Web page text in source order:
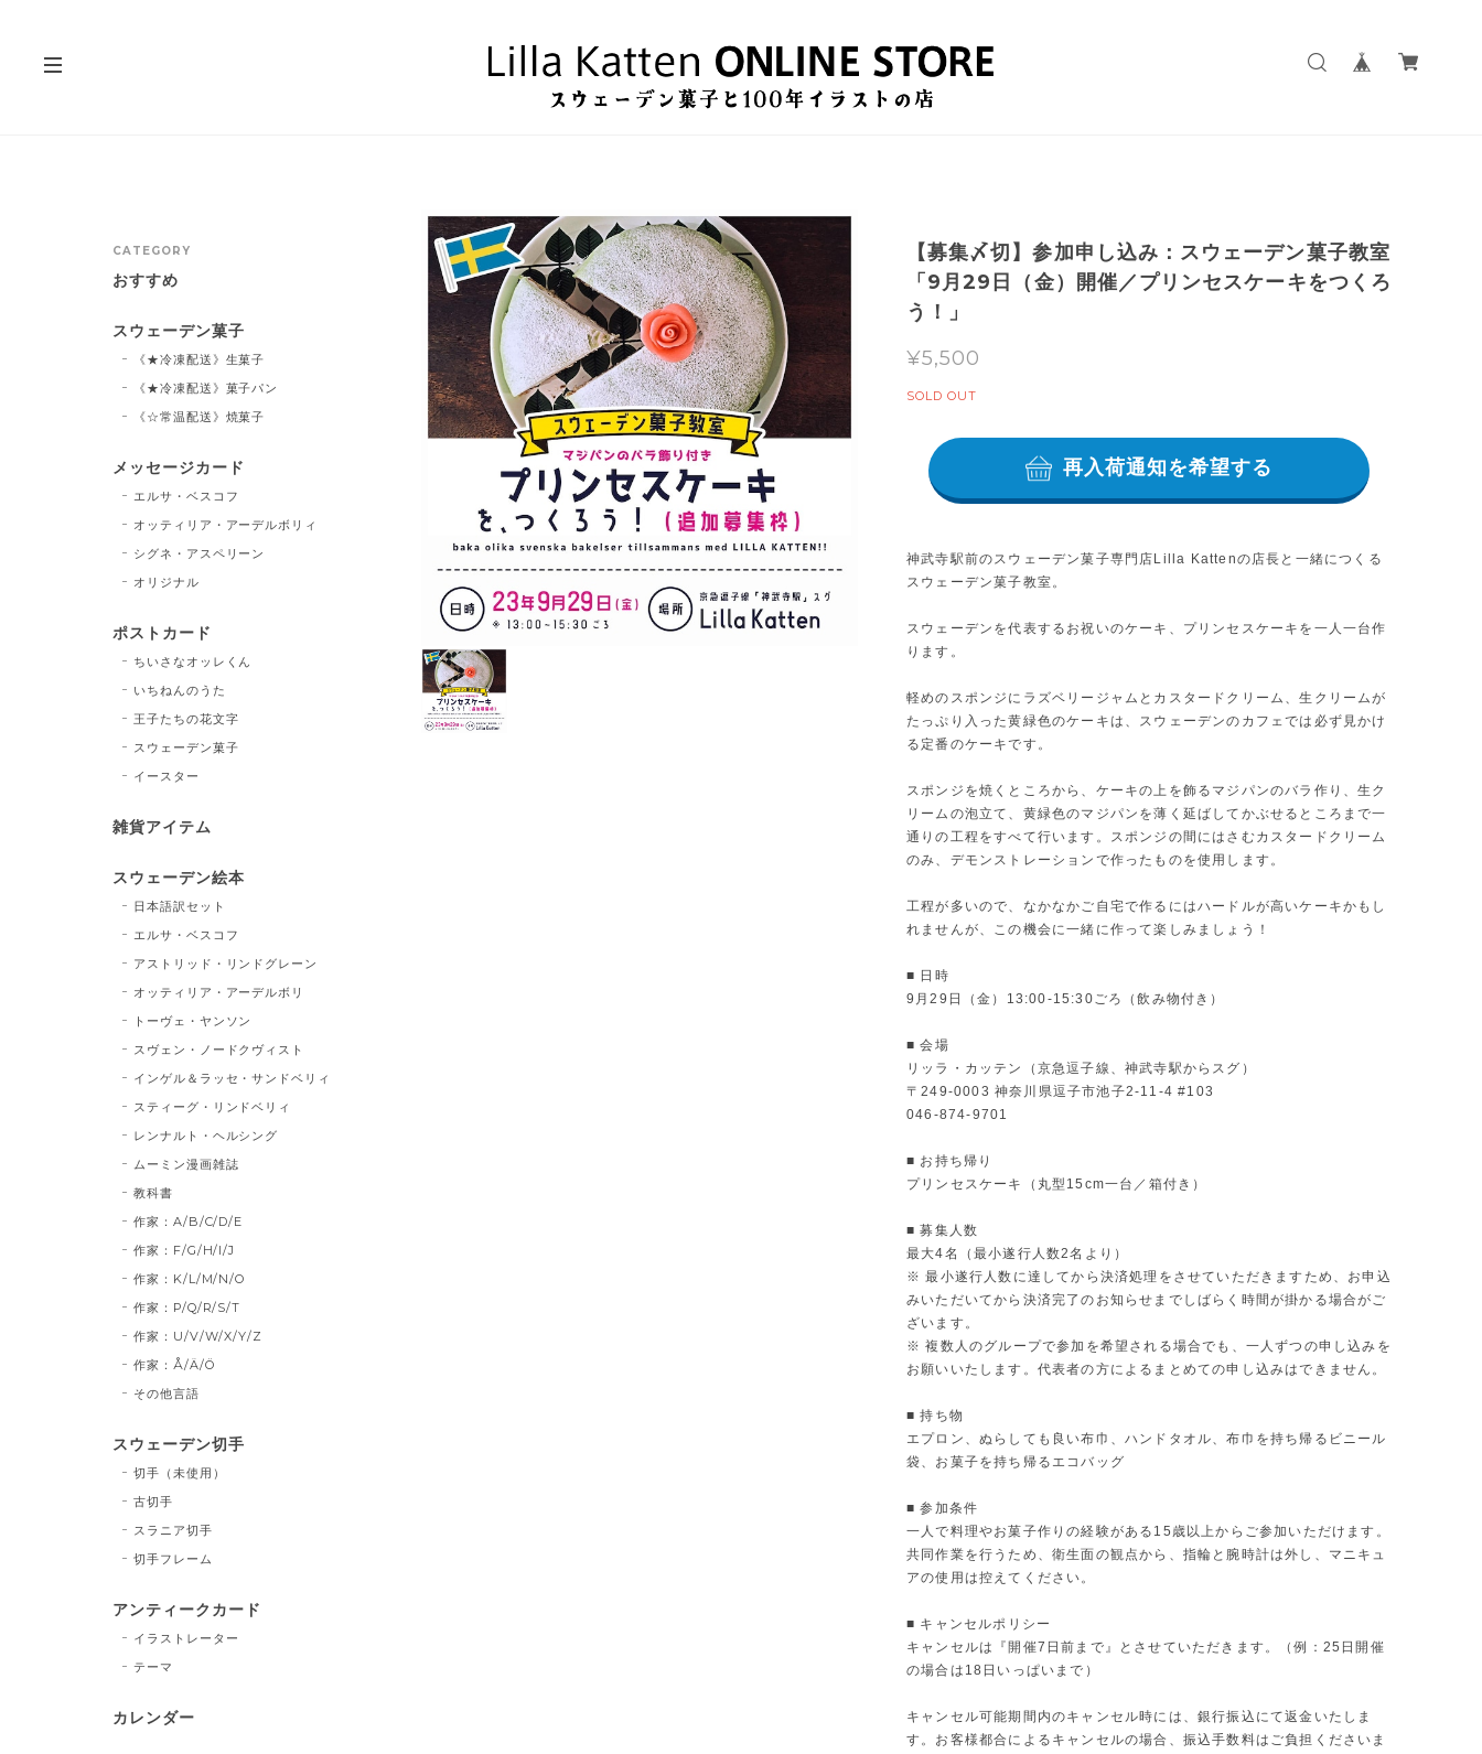
【募集〆切】参加申し込み：スウェーデン菓子教室
「9月29日（金）開催／プリンセスケーキをつくろ
う！」
¥5,500
SOLD OUT
再入荷通知を希望する
神武寺駅前のスウェーデン菓子専門店Lilla Kattenの店長と一緒につくる
スウェーデン菓子教室。
スウェーデンを代表するお祝いのケーキ、プリンセスケーキを一人一台作
ります。
軽めのスポンジにラズベリージャムとカスタードクリーム、生クリームが
たっぷり入った黄緑色のケーキは、スウェーデンのカフェでは必ず見かけ
る定番のケーキです。
スポンジを焼くところから、ケーキの上を飾るマジパンのバラ作り、生ク
リームの泡立て、黄緑色のマジパンを薄く延ばしてかぶせるところまで一
通りの工程をすべて行います。スポンジの間にはさむカスタードクリーム
のみ、デモンストレーションで作ったものを使用します。
工程が多いので、なかなかご自宅で作るにはハードルが高いケーキかもし
れませんが、この機会に一緒に作って楽しみましょう！
■ 日時
9月29日（金）13:00-15:30ごろ（飲み物付き）
■ 会場
リッラ・カッテン（京急逗子線、神武寺駅からスグ）
〒249-0003 神奈川県逗子市池子2-11-4 #103
046-874-9701
■ お持ち帰り
プリンセスケーキ（丸型15cm一台／箱付き）
■ 募集人数
最大4名（最小遂行人数2名より）
※ 最小遂行人数に達してから決済処理をさせていただきますため、お申込
みいただいてから決済完了のお知らせまでしばらく時間が掛かる場合がご
ざいます。
※ 複数人のグループで参加を希望される場合でも、一人ずつの申し込みを
お願いいたします。代表者の方によるまとめての申し込みはできません。
■ 持ち物
エプロン、ぬらしても良い布巾、ハンドタオル、布巾を持ち帰るビニール
袋、お菓子を持ち帰るエコバッグ
■ 参加条件
一人で料理やお菓子作りの経験がある15歳以上からご参加いただけます。
共同作業を行うため、衛生面の観点から、指輪と腕時計は外し、マニキュ
アの使用は控えてください。
■ キャンセルポリシー
キャンセルは『開催7日前まで』とさせていただきます。（例：25日開催
の場合は18日いっぱいまで）
キャンセル可能期間内のキャンセル時には、銀行振込にて返金いたしま
す。お客様都合によるキャンセルの場合、振込手数料はご負担くださいま
CATEGORY
おすすめ
スウェーデン菓子
《★冷凍配送》生菓子
《★冷凍配送》菓子パン
《☆常温配送》焼菓子
メッセージカード
エルサ・ベスコフ
オッティリア・アーデルボリィ
シグネ・アスペリーン
オリジナル
ポストカード
ちいさなオッレくん
いちねんのうた
王子たちの花文字
スウェーデン菓子
イースター
雑貨アイテム
スウェーデン絵本
日本語訳セット
エルサ・ベスコフ
アストリッド・リンドグレーン
オッティリア・アーデルボリ
トーヴェ・ヤンソン
スヴェン・ノードクヴィスト
インゲル＆ラッセ・サンドベリィ
スティーグ・リンドベリィ
レンナルト・ヘルシング
ムーミン漫画雑誌
教科書
作家：A/B/C/D/E
作家：F/G/H/I/J
作家：K/L/M/N/O
作家：P/Q/R/S/T
作家：U/V/W/X/Y/Z
作家：Å/Ä/Ö
その他言語
スウェーデン切手
切手（未使用）
古切手
スラニア切手
切手フレーム
アンティークカード
イラストレーター
テーマ
カレンダー